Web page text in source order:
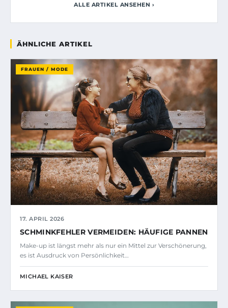
ALLE ARTIKEL ANSEHEN ›
ÄHNLICHE ARTIKEL
FRAUEN / MODE
17. APRIL 2026
SCHMINKFEHLER VERMEIDEN: HÄUFIGE PANNEN
Make-up ist längst mehr als nur ein Mittel zur Verschönerung,
es ist Ausdruck von Persönlichkeit…
MICHAEL KAISER